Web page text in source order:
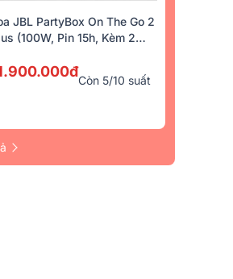
JBL PartyBox On The Go 2
(100W, Pin 15h, Kèm 2
Còn 5/10 suất